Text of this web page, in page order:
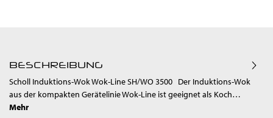
BESCHREIBUNG
Scholl Induktions-Wok Wok-Line SH/WO 3500 Der Induktions-Wok
aus der kompakten Gerätelinie Wok-Line ist geeignet als Koch…
Mehr